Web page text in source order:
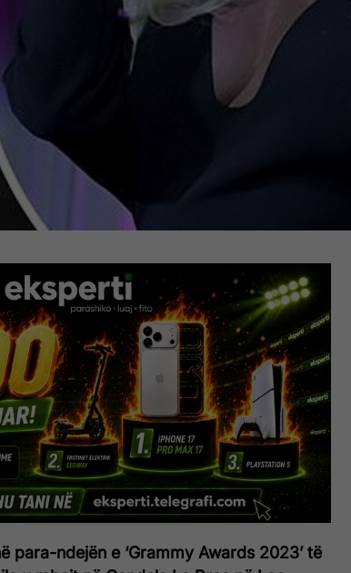
para-ndejën e ‘Grammy Awards 2023’ të